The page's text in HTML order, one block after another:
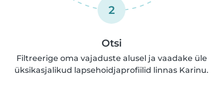
2
Otsi
Filtreerige oma vajaduste alusel ja vaadake üle
üksikasjalikud lapsehoidjaprofiilid linnas Karinu.